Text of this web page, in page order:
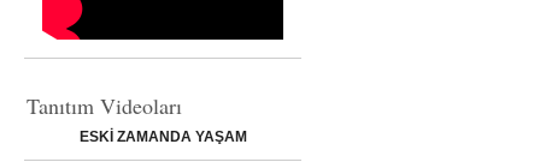
Tanıtım Videoları
ESKİ ZAMANDA YAŞAM